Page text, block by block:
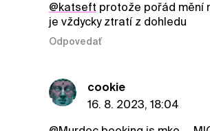
@katseft protože pořád mění
je vždycky ztratí z dohledu
Odpovedať
cookie
16. 8. 2023, 18:04